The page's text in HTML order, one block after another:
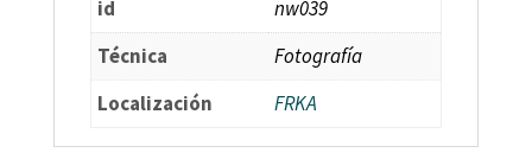
id
nw039
Técnica
Fotografía
Localización
FRKA